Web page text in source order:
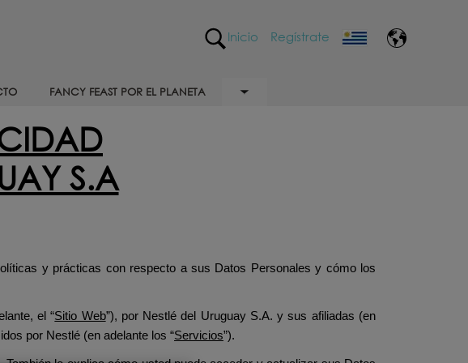
Inicio Regístrate
FANCY FEAST POR EL PLANETA
S.A
y prácticas con respecto a sus Datos Personales y cómo los
el “Sitio Web”), por Nestlé del Uruguay S.A. y sus afiliadas (en
por Nestlé (en adelante los “Servicios”).